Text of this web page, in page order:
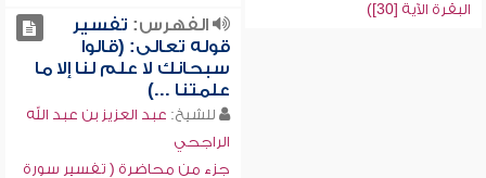
البقرة الآية [30])
الفهرس: تفسير
قوله تعالى: (قالوا
سبحانك لا علم لنا إلا ما
علمتنا ...)
للشيخ: عبد العزيز بن عبد الله
الراجحي
جزء من محاضرة ( تفسير سورة